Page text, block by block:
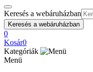
Keresés a webáruházban
Keresés a webáruházban
0
Kosár0
Kategóriák
Menü